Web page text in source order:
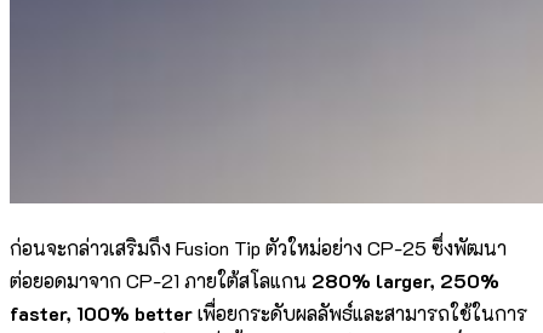
ก่อนจะกล่าวเสริมถึง Fusion Tip ตัวใหม่อย่าง CP-25 ซึ่งพัฒนา
ต่อยอดมาจาก CP-21 ภายใต้สโลแกน 280% larger, 250%
faster, 100% betterเพื่อยกระดับผลลัพธ์และสามารถใช้ในการ